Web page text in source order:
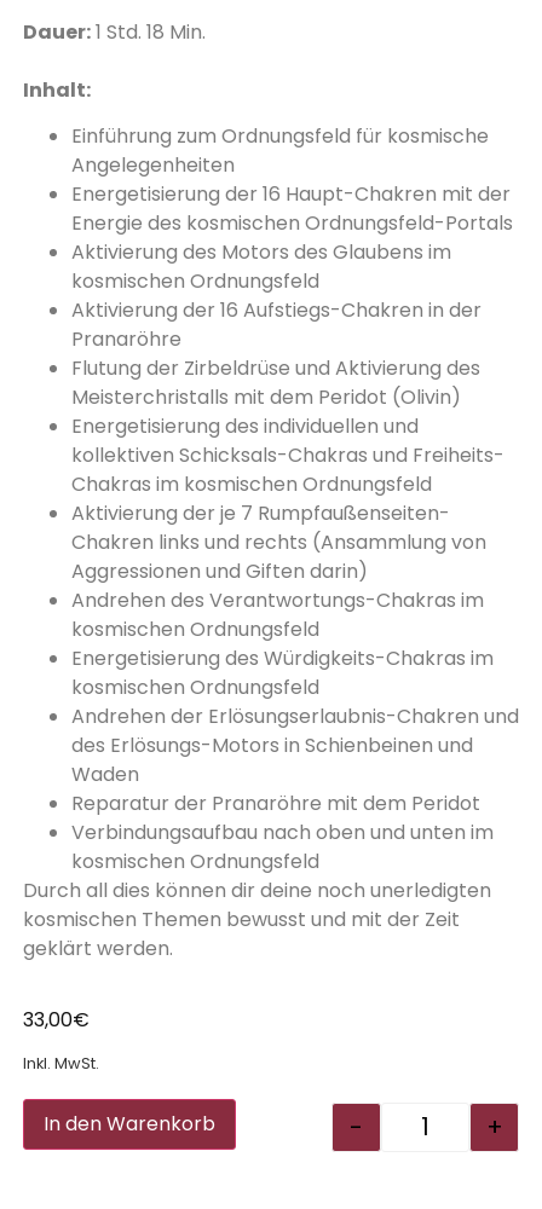
Dauer:1 Std. 18 Min.
Inhalt:
Einführung zum Ordnungsfeld für kosmische
Angelegenheiten
Energetisierung der 16 Haupt-Chakren mit der
Energie des kosmischen Ordnungsfeld-Portals
Aktivierung des Motors des Glaubens im
kosmischen Ordnungsfeld
Aktivierung der 16 Aufstiegs-Chakren in der
Pranaröhre
Flutung der Zirbeldrüse und Aktivierung des
Meisterchristalls mit dem Peridot (Olivin)
Energetisierung des individuellen und
kollektiven Schicksals-Chakras und Freiheits-
Chakras im kosmischen Ordnungsfeld
Aktivierung der je 7 Rumpfaußenseiten-
Chakren links und rechts (Ansammlung von
Aggressionen und Giften darin)
Andrehen des Verantwortungs-Chakras im
kosmischen Ordnungsfeld
Energetisierung des Würdigkeits-Chakras im
kosmischen Ordnungsfeld
Andrehen der Erlösungserlaubnis-Chakren und
des Erlösungs-Motors in Schienbeinen und
Waden
Reparatur der Pranaröhre mit dem Peridot
Verbindungsaufbau nach oben und unten im
kosmischen Ordnungsfeld
Durch all dies können dir deine noch unerledigten
kosmischen Themen bewusst und mit der Zeit
geklärt werden.
33,00€
Inkl. MwSt.
- +
In den Warenkorb Alternative: